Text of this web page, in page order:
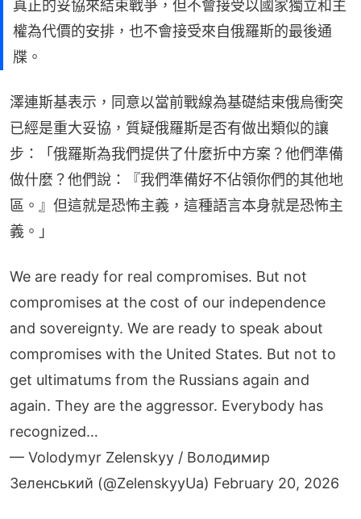
真正的妥協來結束戰爭，但不會接受以國家獨立和主
權為代價的安排，也不會接受來自俄羅斯的最後通
牒。
澤連斯基表示，同意以當前戰線為基礎結束俄烏衝突
已經是重大妥協，質疑俄羅斯是否有做出類似的讓
步：「俄羅斯為我們提供了什麼折中方案？他們準備
做什麼？他們說：『我們準備好不佔領你們的其他地
區。』但這就是恐怖主義，這種語言本身就是恐怖主
義。」
We are ready for real compromises. But not
compromises at the cost of our independence
and sovereignty. We are ready to speak about
compromises with the United States. But not to
get ultimatums from the Russians again and
again. They are the aggressor. Everybody has
recognized…
— Volodymyr Zelenskyy / Володимир
Зеленський (@ZelenskyyUa) February 20, 2026